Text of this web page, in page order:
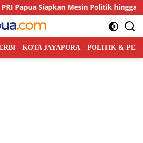
Siapkan Mesin Politik hingga
KOTA JAYAPURA POLITIK &